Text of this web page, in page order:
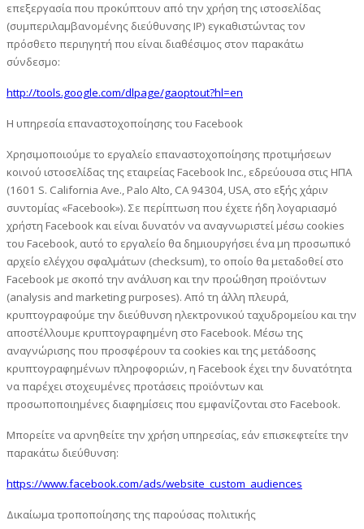
επεξεργασία που προκύπτουν από την χρήση της ιστοσελίδας
(συμπεριλαμβανομένης διεύθυνσης IP) εγκαθιστώντας τον
πρόσθετο περιηγητή που είναι διαθέσιμος στον παρακάτω
σύνδεσμο:
http://tools.google.com/dlpage/gaoptout?hl=en
Η υπηρεσία επαναστοχοποίησης του Facebook
Χρησιμοποιούμε το εργαλείο επαναστοχοποίησης προτιμήσεων
κοινού ιστοσελίδας της εταιρείας Facebook Inc., εδρεύουσα στις ΗΠΑ
(1601 S. California Ave., Palo Alto, CA 94304, USA, στο εξής χάριν
συντομίας «Facebook»). Σε περίπτωση που έχετε ήδη λογαριασμό
χρήστη Facebook και είναι δυνατόν να αναγνωριστεί μέσω cookies
του Facebook, αυτό το εργαλείο θα δημιουργήσει ένα μη προσωπικό
αρχείο ελέγχου σφαλμάτων (checksum), το οποίο θα μεταδοθεί στο
Facebook με σκοπό την ανάλυση και την προώθηση προϊόντων
(analysis and marketing purposes). Από τη άλλη πλευρά,
κρυπτογραφούμε την διεύθυνση ηλεκτρονικού ταχυδρομείου και την
αποστέλλουμε κρυπτογραφημένη στο Facebook. Μέσω της
αναγνώρισης που προσφέρουν τα cookies και της μετάδοσης
κρυπτογραφημένων πληροφοριών, η Facebook έχει την δυνατότητα
να παρέχει στοχευμένες προτάσεις προϊόντων και
προσωποποιημένες διαφημίσεις που εμφανίζονται στο Facebook.
Μπορείτε να αρνηθείτε την χρήση υπηρεσίας, εάν επισκεφτείτε την
παρακάτω διεύθυνση:
https://www.facebook.com/ads/website_custom_audiences
Δικαίωμα τροποποίησης της παρούσας πολιτικής